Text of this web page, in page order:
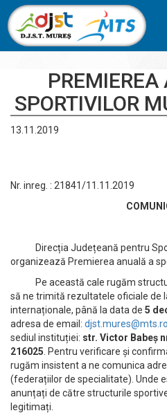
SPORTIVILOR
13.11.2019
Nr. inreg. : 21841/11.11.2019
Direcția Județeană pentru
organizează Premierea anuală a
Pe această cale rugăm
să ne trimită rezultatele oficiale de
internaționale, până la data de 5
adresa de email: djst.mures@mts.ro
sediul instituției: str. Victor Babeș
216025 . Pentru verificare și
rugăm insistent a ne comunica
(federațiilor de specialitate). Unde
anunțați de către structurile
legitimați.